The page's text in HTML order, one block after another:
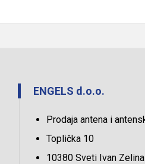
ENGELS d.o.o.
Prodaja antena i
Toplička 10
10380 Sveti Ivan Zelina